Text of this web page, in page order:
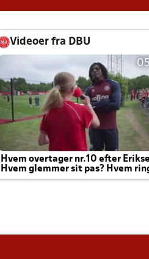
Videoer fra DBU
Hvem overtager nr.10 efter
Hvem glemmer sit pas? Hvem
Joachim altid til efter kampe?